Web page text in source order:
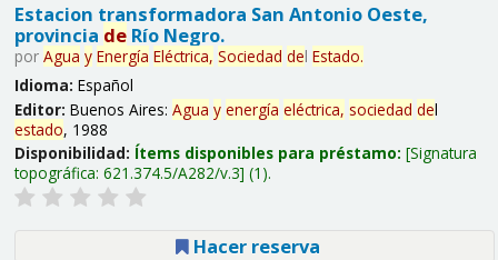
Estacion transformadora San Antonio Oeste,
provincia deRío Negro.
por Agua y Energía Eléctrica, Sociedad del Estado.
Idioma: Español
Editor: Buenos Aires: Agua y energía eléctrica, sociedad del
estado, 1988
Disponibilidad: Ítems disponibles para préstamo: Signatura
topográfica: 621.374.5/A282/v.3 (1).
Hacer reserva